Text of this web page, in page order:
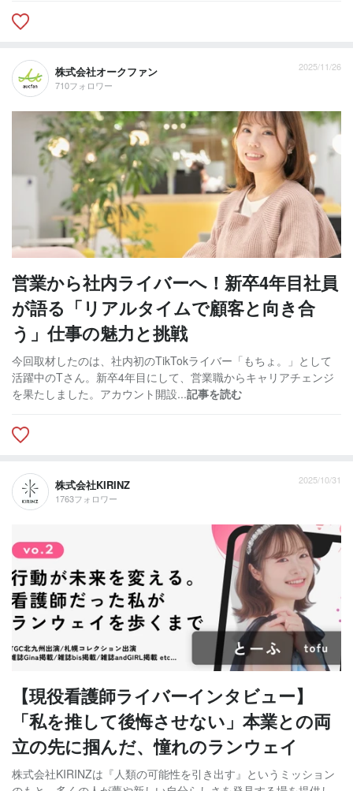
株式会社オークファン
710フォロワー
2025/11/26
営業から社内ライバーへ！新卒4年目社員
が語る「リアルタイムで顧客と向き合
う」仕事の魅力と挑戦
今回取材したのは、社内初のTikTokライバー「もちょ。」として
活躍中のTさん。新卒4年目にして、営業職からキャリアチェンジ
を果たしました。アカウント開設...記事を読む
株式会社KIRINZ
1763フォロワー
2025/10/31
【現役看護師ライバーインタビュー】
「私を推して後悔させない」本業との両
立の先に掴んだ、憧れのランウェイ
株式会社KIRINZは『人類の可能性を引き出す』というミッション